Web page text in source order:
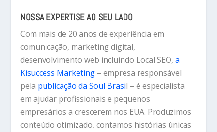
NOSSA EXPERTISE AO SEU LADO
Com mais de 20 anos de experiência em
comunicação, marketing digital,
desenvolvimento web incluindo Local SEO, a
Kisuccess Marketing –empresa responsável
pela publicação daSoul Brasil – é especialista
em ajudar profissionais e pequenos
empresários a crescerem nos EUA. Produzimos
conteúdo otimizado, contamos histórias únicas